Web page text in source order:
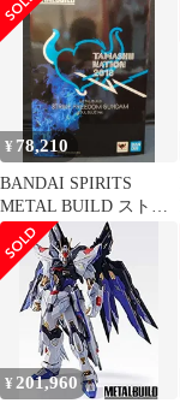
BLUE Ver. 『機動戦士
ガンダムSEED
DESTINY』(魂ネイシ
ョン2018、魂ウェブ商
店限定)
¥ 78,210
BANDAI SPIRITS
METAL BUILD ストラ
イクフリーダムガンダ
ム SOUL BLUE Ver
¥ 201,960